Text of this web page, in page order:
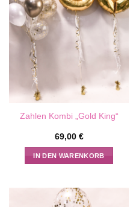
Zahlen Kombi „Gold King“
69,00 €
IN DEN WARENKORB